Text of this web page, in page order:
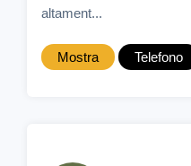
altament...
Mostra Telefono